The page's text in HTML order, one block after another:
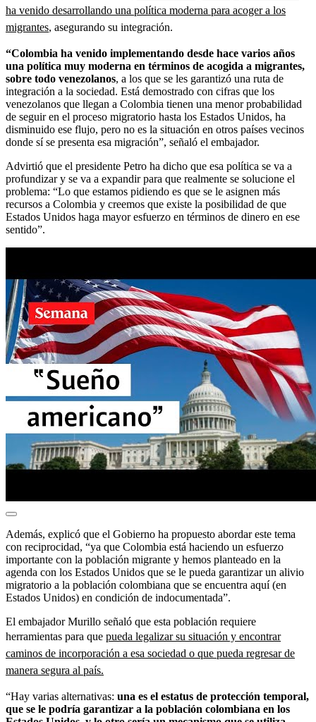
ha venido desarrollando una política moderna para acoger a los
migrantes, asegurando su integración.
“Colombia ha venido implementando desde hace varios años
una política muy moderna en términos de acogida a migrantes,
sobre todo venezolanos, a los que se les garantizó una ruta de
integración a la sociedad. Está demostrado con cifras que los
venezolanos que llegan a Colombia tienen una menor probabilidad
de seguir en el proceso migratorio hasta los Estados Unidos, ha
disminuido ese flujo, pero no es la situación en otros países vecinos
donde sí se presenta esa migración”, señaló el embajador.
Advirtió que el presidente Petro ha dicho que esa política se va a
profundizar y se va a expandir para que realmente se solucione el
problema: “Lo que estamos pidiendo es que se le asignen más
recursos a Colombia y creemos que existe la posibilidad de que
Estados Unidos haga mayor esfuerzo en términos de dinero en ese
sentido”.
Además, explicó que el Gobierno ha propuesto abordar este tema
con reciprocidad, “ya que Colombia está haciendo un esfuerzo
importante con la población migrante y hemos planteado en la
agenda con los Estados Unidos que se le pueda garantizar un alivio
migratorio a la población colombiana que se encuentra aquí (en
Estados Unidos) en condición de indocumentada”.
El embajador Murillo señaló que esta población requiere
herramientas para que pueda legalizar su situación y encontrar
caminos de incorporación a esa sociedad o que pueda regresar de
manera segura al país.
“Hay varias alternativas: una es el estatus de protección temporal,
que se le podría garantizar a la población colombiana en los